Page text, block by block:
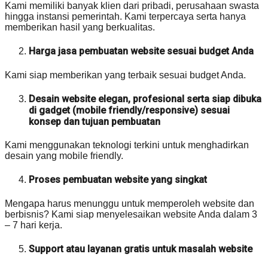
Kami memiliki banyak klien dari pribadi, perusahaan swasta
hingga instansi pemerintah. Kami terpercaya serta hanya
memberikan hasil yang berkualitas.
Harga jasa pembuatan website sesuai budget Anda
Kami siap memberikan yang terbaik sesuai budget Anda.
Desain website elegan, profesional serta siap dibuka
di gadget (mobile friendly/responsive) sesuai
konsep dan tujuan pembuatan
Kami menggunakan teknologi terkini untuk menghadirkan
desain yang mobile friendly.
Proses pembuatan website yang singkat
Mengapa harus menunggu untuk memperoleh website dan
berbisnis? Kami siap menyelesaikan website Anda dalam 3
– 7 hari kerja.
Support atau layanan gratis untuk masalah website